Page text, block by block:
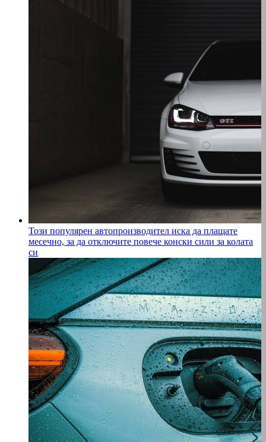
Този популярен автопроизводител иска да плащате
месечно, за да отключите повече конски сили за колата
си